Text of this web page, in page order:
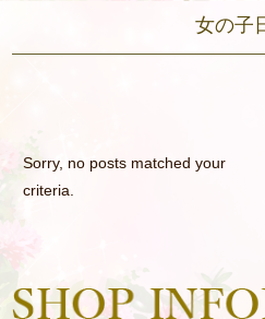
女の子
Sorry, no posts matched your
criteria.